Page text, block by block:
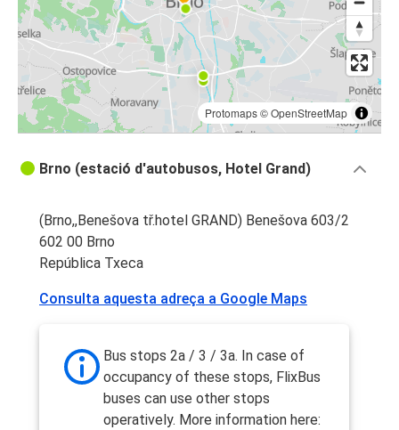
Protomaps©OpenStreetMap
Brno (estació d'autobusos, Hotel Grand)
(Brno,,Benešova tř.hotel GRAND) Benešova 603/2
602 00 Brno
República Txeca
Consulta aquesta adreça a Google Maps
Bus stops 2a / 3 / 3a. In case of
occupancy of these stops, FlixBus
buses can use other stops
operatively. More information here: